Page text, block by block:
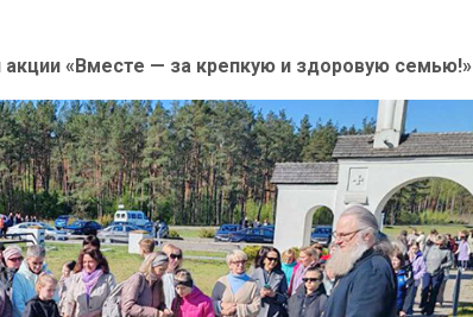
«Вместе — за крепкую и здоровую семью!»